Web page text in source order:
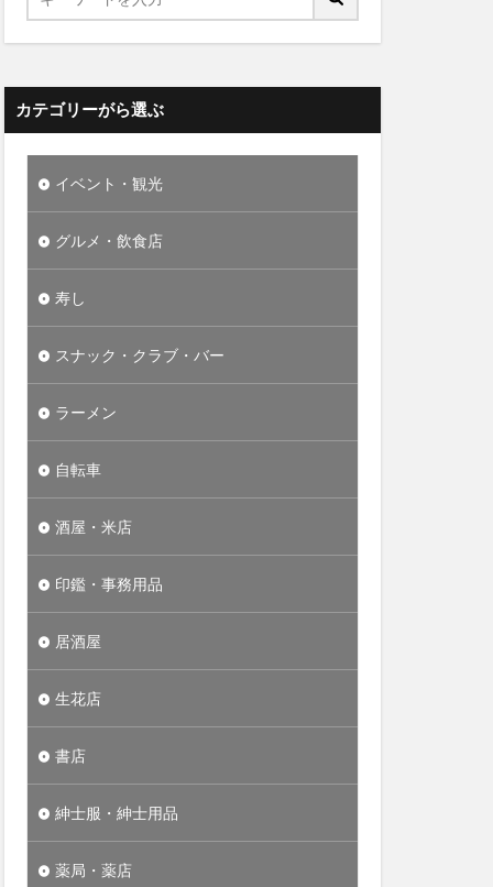
カテゴリーがら選ぶ
イベント・観光
グルメ・飲食店
寿し
スナック・クラブ・バー
ラーメン
自転車
酒屋・米店
印鑑・事務用品
居酒屋
生花店
書店
紳士服・紳士用品
薬局・薬店